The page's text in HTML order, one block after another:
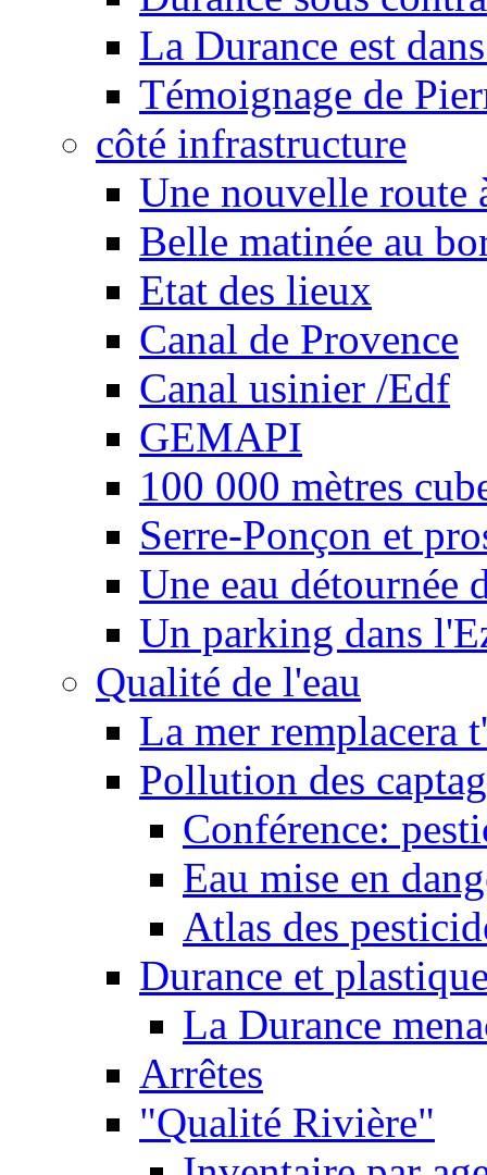
La Durance est
Témoignage de
côté infrastructure
Une nouvelle route
Belle matinée au
Etat des lieux
Canal de Provence
Canal usinier /Edf
GEMAPI
100 000 mètres
Serre-Ponçon et
Une eau détournée
Un parking dans
Qualité de l'eau
La mer remplacera
Pollution des
Conférence:
Eau mise en
Atlas des
Durance et
La Durance
Arrêtes
"Qualité Rivière"